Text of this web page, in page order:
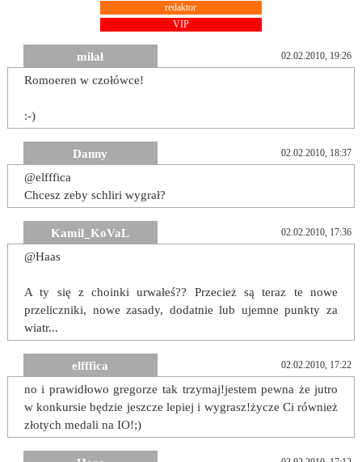
redaktor
VIP
miłał 02.02.2010, 19:26
Romoeren w czołówce!
:-)
Danny 02.02.2010, 18:37
@elfffica
Chcesz zeby schliri wygrał?
Kamil_KoVaL 02.02.2010, 17:36
@Haas
A ty się z choinki urwałeś?? Przecież są teraz te nowe
przeliczniki, nowe zasady, dodatnie lub ujemne punkty za
wiatr...
elfffica 02.02.2010, 17:22
no i prawidłowo gregorze tak trzymaj!jestem pewna że jutro
w konkursie będzie jeszcze lepiej i wygrasz!życze Ci również
złotych medali na IO!;)